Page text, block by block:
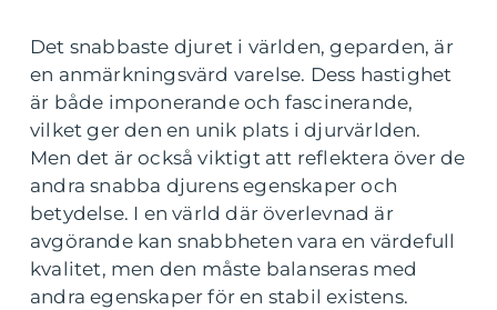
Det snabbaste djuret i världen, geparden, är
en anmärkningsvärd varelse. Dess hastighet
är både imponerande och fascinerande,
vilket ger den en unik plats i djurvärlden.
Men det är också viktigt att reflektera över de
andra snabba djurens egenskaper och
betydelse. I en värld där överlevnad är
avgörande kan snabbheten vara en värdefull
kvalitet, men den måste balanseras med
andra egenskaper för en stabil existens.